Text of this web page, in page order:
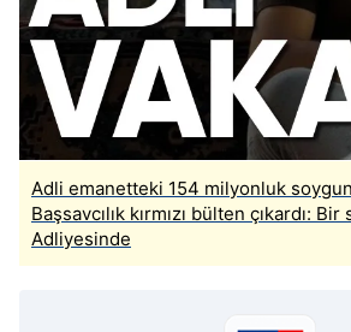
Adli emanetteki 154 milyonluk
Başsavcılık kırmızı bülten çıkardı:
Adliyesinde